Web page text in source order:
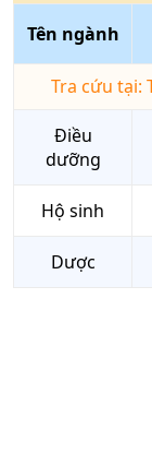
Tên ngành
Tra cứu tại:
Điều
dưỡng
Hộ sinh
Dược